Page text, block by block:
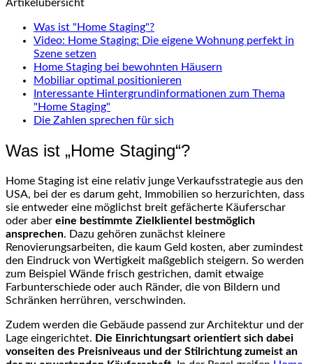
Artikelübersicht
Was ist "Home Staging"?
Video: Home Staging: Die eigene Wohnung perfekt in
Szene setzen
Home Staging bei bewohnten Häusern
Mobiliar optimal positionieren
Interessante Hintergrundinformationen zum Thema
"Home Staging"
Die Zahlen sprechen für sich
Was ist „Home Staging“?
Home Staging ist eine relativ junge Verkaufsstrategie aus den
USA, bei der es darum geht, Immobilien so herzurichten, dass
sie entweder eine möglichst breit gefächerte Käuferschar
oder aber eine bestimmte Zielklientel bestmöglich
ansprechen. Dazu gehören zunächst kleinere
Renovierungsarbeiten, die kaum Geld kosten, aber zumindest
den Eindruck von Wertigkeit maßgeblich steigern. So werden
zum Beispiel Wände frisch gestrichen, damit etwaige
Farbunterschiede oder auch Ränder, die von Bildern und
Schränken herrühren, verschwinden.
Zudem werden die Gebäude passend zur Architektur und der
Lage eingerichtet. Die Einrichtungsart orientiert sich dabei
vonseiten des Preisniveaus und der Stilrichtung zumeist an